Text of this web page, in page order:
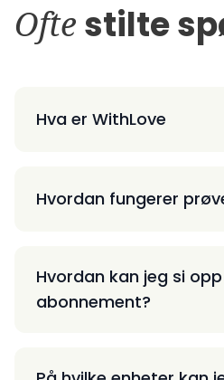
Ofte stilte
Hva er WithLove
Hvordan fungerer
Hvordan kan jeg si
abonnement?